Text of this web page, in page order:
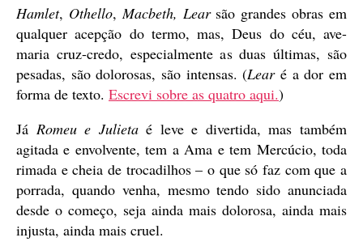
Hamlet, Othello,Macbeth, Lear são grandes obras em
qualquer acepção do termo, mas, Deus do céu, ave-
maria cruz-credo, especialmente as duas últimas, são
pesadas, são dolorosas, são intensas. (Learé a dor em
forma de texto. Escrevi sobre as quatro aqui.)
Já Romeu e Julietaé leve e divertida, mas também
agitada e envolvente, tem a Ama e tem Mercúcio, toda
rimada e cheia de trocadilhos – o que só faz com que a
porrada, quando venha, mesmo tendo sido anunciada
desde o começo, seja ainda mais dolorosa, ainda mais
injusta, ainda mais cruel.